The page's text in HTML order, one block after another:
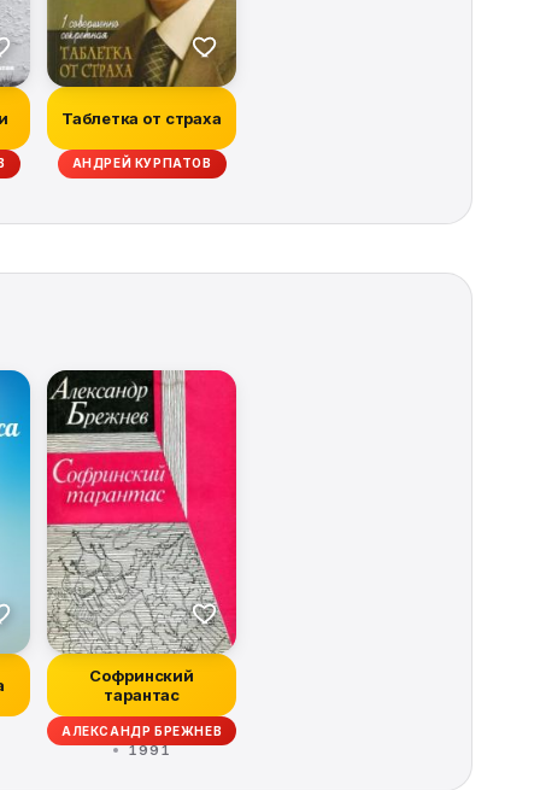
Таблетка от страха
АНДРЕЙ КУРПАТОВ
Софринский
тарантас
АЛЕКСАНДР БРЕЖНЕВ
1991